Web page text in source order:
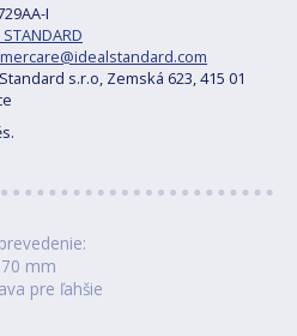
I
STANDARD
s.r.o, Zemská 623, 415 01
mm
pre ľahšie